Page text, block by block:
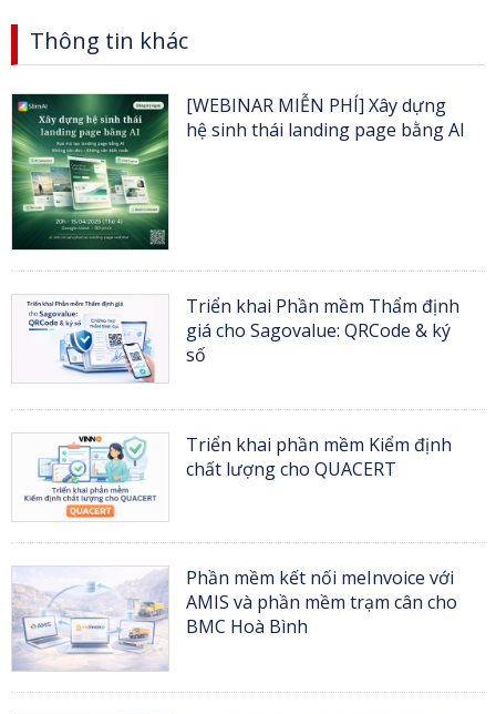
Thông tin khác
[WEBINAR MIỄN PHÍ] Xây dựng
hệ sinh thái landing page bằng AI
Triển khai Phần mềm Thẩm định
giá cho Sagovalue: QRCode & ký
số
Triển khai phần mềm Kiểm định
chất lượng cho QUACERT
Phần mềm kết nối meInvoice với
AMIS và phần mềm trạm cân cho
BMC Hoà Bình